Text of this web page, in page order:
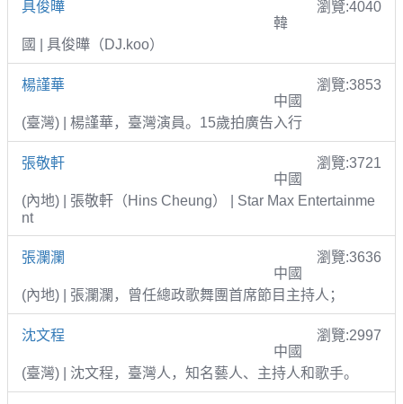
具俊曄
瀏覽:4040
韓
國 | 具俊曄（DJ.koo）
楊謹華
瀏覽:3853
中國
(臺灣) | 楊謹華，臺灣演員。15歲拍廣告入行
張敬軒
瀏覽:3721
中國
(內地) | 張敬軒（Hins Cheung） | Star Max Entertainme
nt
張瀾瀾
瀏覽:3636
中國
(內地) | 張瀾瀾，曾任總政歌舞團首席節目主持人；
沈文程
瀏覽:2997
中國
(臺灣) | 沈文程，臺灣人，知名藝人、主持人和歌手。